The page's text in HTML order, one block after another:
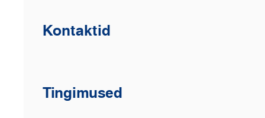
Kontaktid
Tingimused